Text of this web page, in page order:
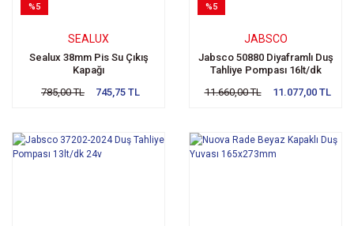
%5
SEALUX
Sealux 38mm Pis Su Çıkış
Kapağı
785,00 TL
745,75 TL
%5
JABSCO
Jabsco 50880 Diyaframlı Duş
Tahliye Pompası 16lt/dk
11.660,00 TL
11.077,00 TL